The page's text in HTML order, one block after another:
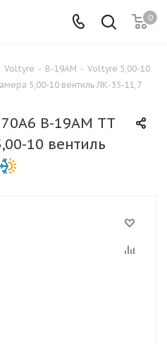
0
Voltyre - В-19АМ - Voltyre 5,00-10
5,00-10 вентиль ЛК-35-11,7
В-19АМ TT
10 вентиль